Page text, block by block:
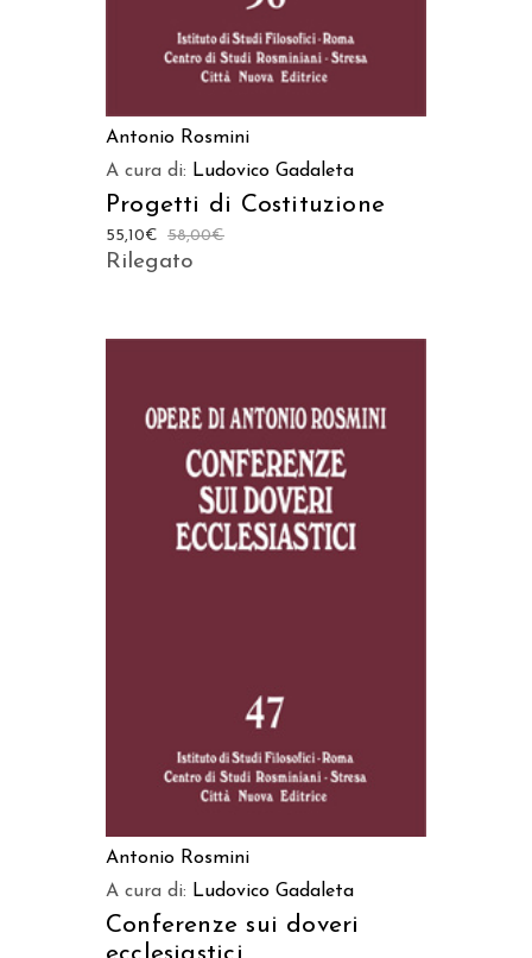
Antonio Rosmini
A cura di: Ludovico Gadaleta
Progetti di Costituzione
58,00€
55,10€
Rilegato
Antonio Rosmini
A cura di: Ludovico Gadaleta
Conferenze sui doveri